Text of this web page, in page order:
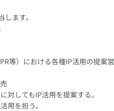
ます。
等）における各種IP活用の提案
してもIP活用を提案する。
用を担う。